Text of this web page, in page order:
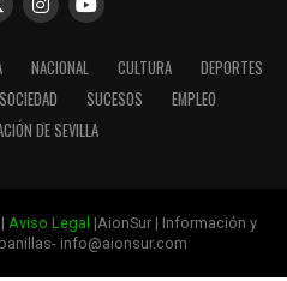
NACIONAL CULTURA
DEPORTES
SOCIEDAD SUCESOS
EMPLEO
DE SEVILLA
| Aviso Legal |AionSur | Información y
info@aionsur.com